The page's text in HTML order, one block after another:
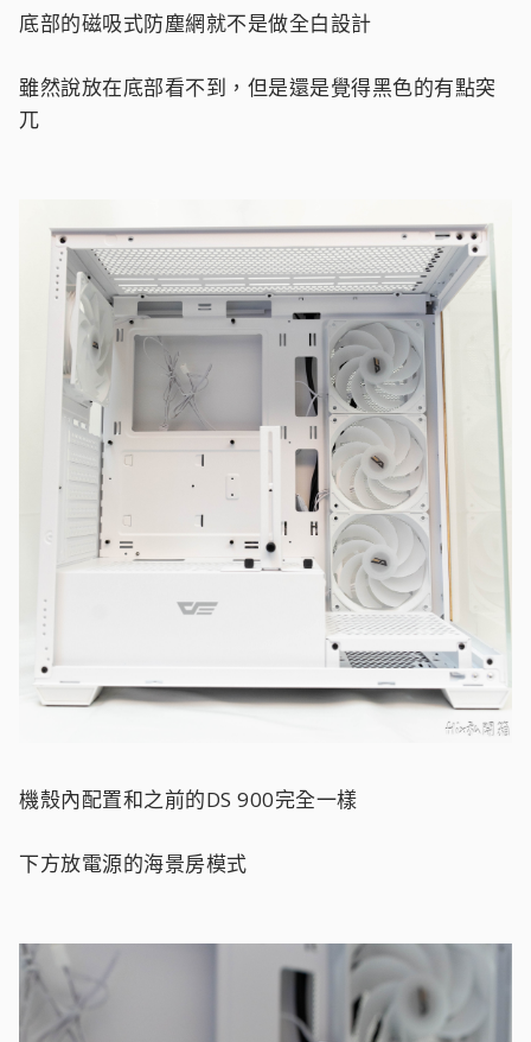
底部的磁吸式防塵網就不是做全白設計
雖然說放在底部看不到，但是還是覺得黑色的有點突
兀
機殼內配置和之前的DS 900完全一樣
下方放電源的海景房模式